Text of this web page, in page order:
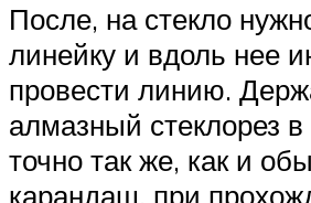
После, на стекло
линейку и вдоль нее
провести линию.
алмазный стеклорез в
точно так же, как и
карандаш, при